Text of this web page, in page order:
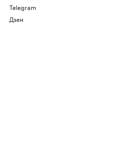
Telegram
Дзен